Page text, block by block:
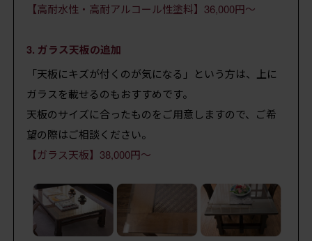
【高耐水性・高耐アルコール性塗料】36,000円～
3. ガラス天板の追加
「天板にキズが付くのが気になる」という方は、上に
ガラスを載せるのもおすすめです。
天板のサイズに合ったものをご用意しますので、ご希
望の際はご相談ください。
【ガラス天板】38,000円～